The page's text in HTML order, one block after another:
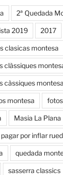
2ª Quedada
2019 2017
clasicas montesa
clàssiques
càssiques montesa
montesa fotos
Masia La Plana
pagar por inflar
quedada
sasserra classics